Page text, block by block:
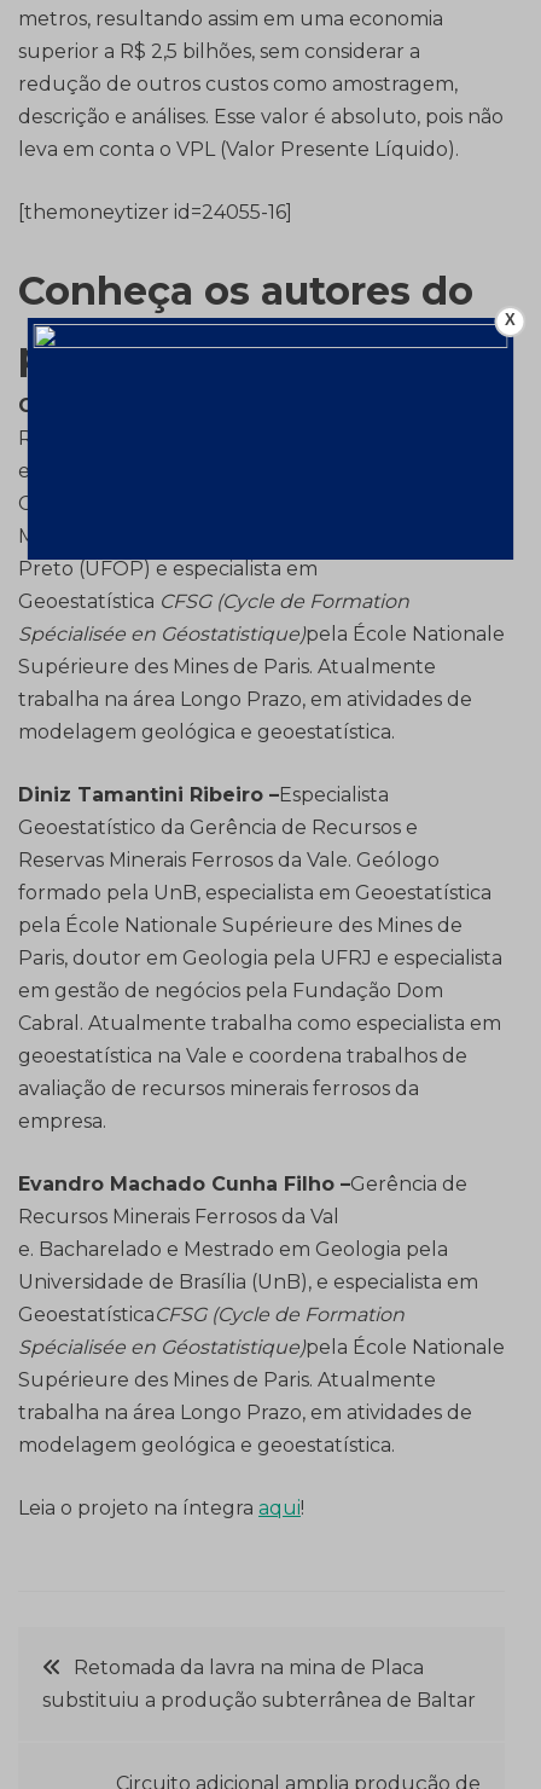
metros, resultando assim em uma economia
superior a R$ 2,5 bilhões, sem considerar a
redução de outros custos como amostragem,
descrição e análises. Esse valor é absoluto, pois não
leva em conta o VPL (Valor Presente Líquido).
[themoneytizer id=24055-16]
Conheça os autores do
projeto
Cid Gonçalves Monteiro Filho –
Recursos Minerais Ferrosos da Vale. Bacharelado
em Geologia pela Universidade do Estado do
Ceará (UFC), especialista em Sistema Mínero-
Metalúrgicos pela Universidade Federal de Ouro
Preto (UFOP) e especialista em
Geoestatística CFSG (Cycle de Formation
Spécialisée en Géostatistique)pela École Nationale
Supérieure des Mines de Paris. Atualmente
trabalha na área Longo Prazo, em atividades de
modelagem geológica e geoestatística.
Diniz Tamantini Ribeiro –Especialista
Geoestatístico da Gerência de Recursos e
Reservas Minerais Ferrosos da Vale. Geólogo
formado pela UnB, especialista em Geoestatística
pela École Nationale Supérieure des Mines de
Paris, doutor em Geologia pela UFRJ e especialista
em gestão de negócios pela Fundação Dom
Cabral. Atualmente trabalha como especialista em
geoestatística na Vale e coordena trabalhos de
avaliação de recursos minerais ferrosos da
empresa.
Evandro Machado Cunha Filho –Gerência de
Recursos Minerais Ferrosos da Val
e. Bacharelado e Mestrado em Geologia pela
Universidade de Brasília (UnB), e especialista em
GeoestatísticaCFSG (Cycle de Formation
Spécialisée en Géostatistique)pela École Nationale
Supérieure des Mines de Paris. Atualmente
trabalha na área Longo Prazo, em atividades de
modelagem geológica e geoestatística.
Leia o projeto na íntegra aqui!
Navegação
Retomada da lavra na mina de Placa
substituiu a produção subterrânea de Baltar
Circuito adicional amplia produção de
X